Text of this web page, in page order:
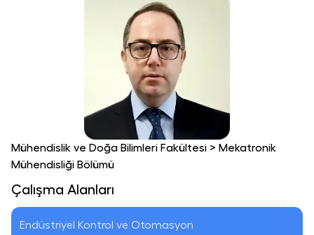
Mühendislik ve Doğa Bilimleri Fakültesi > Mekatronik
Mühendisliği Bölümü
Çalışma Alanları
Endüstriyel Kontrol ve Otomasyon